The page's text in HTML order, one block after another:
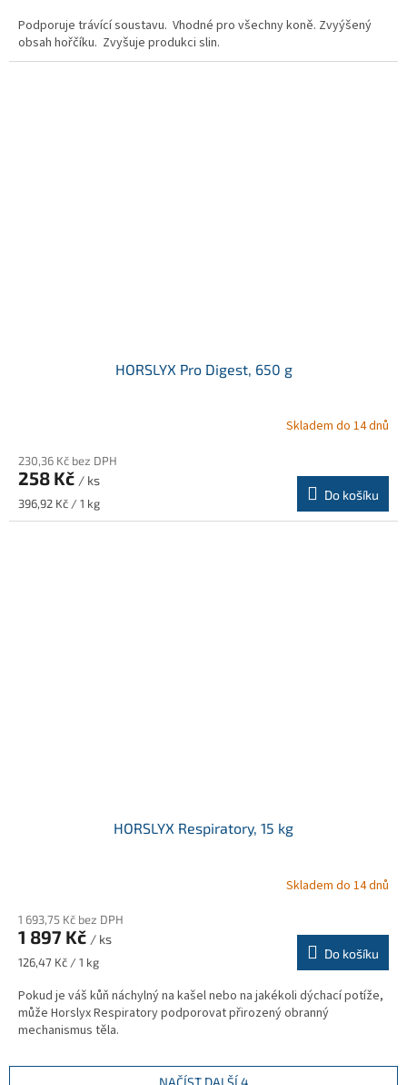
Podporuje trávící soustavu. Vhodné pro všechny koně. Zvyýšený
obsah hořčíku. Zvyšuje produkci slin.
HORSLYX Pro Digest, 650 g
produktu
je
5,0
z
Skladem do 14 dnů
230,36 Kč bez DPH
258 Kč / ks
Měrná
cena:
396,92 Kč / 1 kg
Do košíku
HORSLYX Respiratory, 15 kg
Skladem do 14 dnů
1 693,75 Kč bez DPH
1 897 Kč / ks
Měrná
126,47 Kč / 1 kg
Do košíku
Pokud je váš kůň náchylný na kašel nebo na jakékoli dýchací potíže,
může Horslyx Respiratory podporovat přirozený obranný
mechanismus těla.